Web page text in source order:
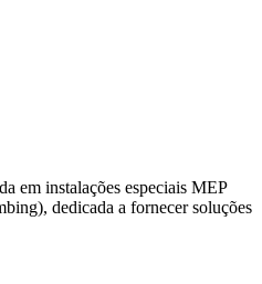
em instalações especiais MEP
dedicada a fornecer soluções